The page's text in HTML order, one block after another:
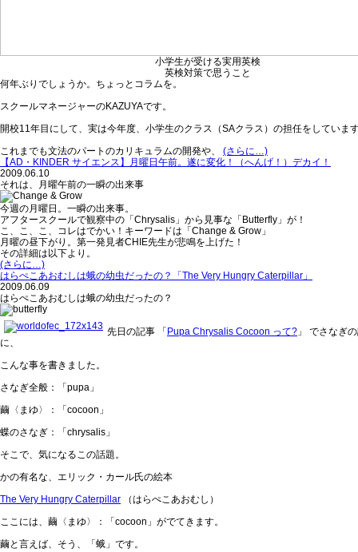
小学生が受ける実用英検
英検対策で思うこと
何年ぶりでしょうか。ちょっとコラムを。
スクールマネージャーのKAZUYAです。
開校11年目にして、実は今年度、小学生のクラス（SAクラス）の担任をしていま
これまでも文法のパートのカリキュラムの開発や、 (さらに…)
【AD・KINDER サイエンス】月曜日午前。遂に変化！（へんげ！）デカイ！
2009.06.10
それは、月曜午前の一瞬の出来事
今週の月曜日。一瞬の出来事。
アフタースクールで観察中の「Chrysalis」から見事な「Butterfly」が！
こ、こ、こ、コレはでかい！キーワードは 「Change & Grow」
月曜の昼下がり。第一発見者CHIE先生が悲鳴を上げた！
その詳細は以下より。
(さらに…)
はらぺこあおむしは蛾の幼虫だったの？「The Very Hungry Caterpillar」
2009.06.09
はらぺこあおむしは蛾の幼虫だったの？
先日の記事 「 Pupa Chrysalis Cocoon って? 」 でさなぎ
に、
こんな事を書きました。
さなぎ全般：「pupa」
繭〈まゆ〉：「cocoon」
蝶のさなぎ：「chrysalis」
そこで、気になるこの話題。
かの有名な、エリック・カール氏の絵本
The Very Hungry Caterpillar （はらぺこあおむし）
ここには、繭〈まゆ〉：「cocoon」がでてきます。
繭と言えば、そう、「蛾」です。